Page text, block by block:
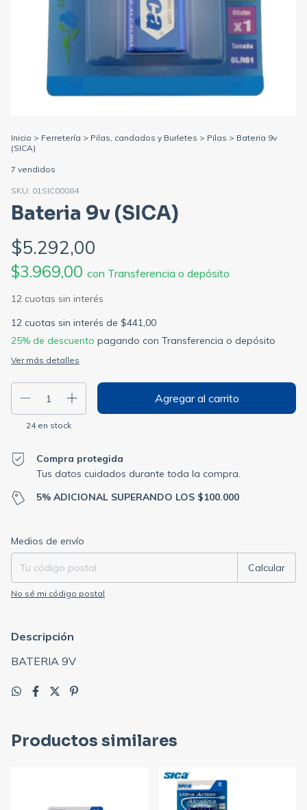
Inicio > Ferretería > Pilas, candados y Burletes > Pilas > Bateria 9v
(SICA)
7 vendidos
SKU: 01SIC00084
Bateria 9v (SICA)
$5.292,00
$3.969,00 con Transferencia o depósito
12 cuotas sin interés de $441,00
25% de descuento pagando con Transferencia o depósito
Ver más detalles
24en stock
Compra protegida
Tus datos cuidados durante toda la compra.
5% ADICIONAL SUPERANDO LOS $100.000
Entregas para el CP:
Medios de envío
Calcular
No sé mi código postal
Descripción
BATERIA 9V
Productos similares